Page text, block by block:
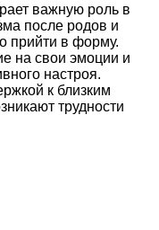
важную роль в
после родов и
прийти в форму.
на свои эмоции и
настроя.
к близким
трудности